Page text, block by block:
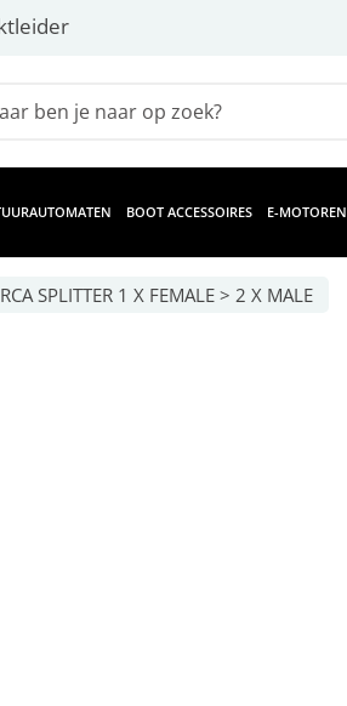
BOOT ACCESSOIRES E-MOTOREN
SPLITTER 1 X FEMALE > 2 X MALE